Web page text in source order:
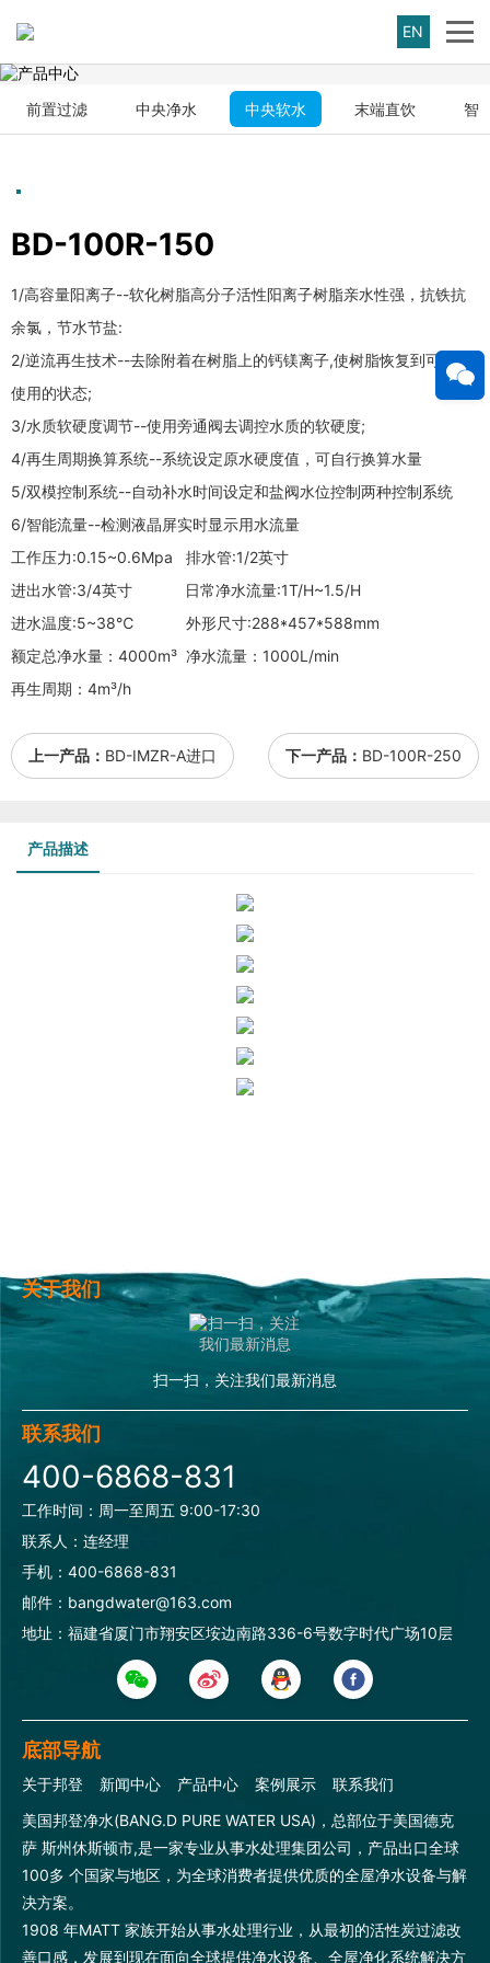
EN
前置过滤 中央净水 中央软水 末端直饮 智
BD-100R-150
1/高容量阳离子--软化树脂高分子活性阳离子树脂亲水性强，抗铁抗
余氯，节水节盐:
2/逆流再生技术--去除附着在树脂上的钙镁离子,使树脂恢复到可再次
使用的状态;
3/水质软硬度调节--使用旁通阀去调控水质的软硬度;
4/再生周期换算系统--系统设定原水硬度值，可自行换算水量
5/双模控制系统--自动补水时间设定和盐阀水位控制两种控制系统
6/智能流量--检测液晶屏实时显示用水流量
工作压力:0.15~0.6Mpa 排水管:1/2英寸
进出水管:3/4英寸 日常净水流量:1T/H~1.5/H
进水温度:5~38℃ 外形尺寸:288*457*588mm
额定总净水量：4000m³ 净水流量：1000L/min
再生周期：4m³/h
上一产品： BD-IMZR-A进口 下一产品： BD-100R-250
产品描述
关于我们
扫一扫，关注我们最新消息
联系我们
400-6868-831
工作时间：周一至周五 9:00-17:30
联系人：连经理
手机：400-6868-831
邮件：bangdwater@163.com
地址：福建省厦门市翔安区垵边南路336-6号数字时代广场10层
底部导航
关于邦登 新闻中心 产品中心 案例展示
联系我们
美国邦登净水(BANG.D PURE WATER USA)，总部位于美国德克
萨 斯州休斯顿市,是一家专业从事水处理集团公司，产品出口全球
100多 个国家与地区，为全球消费者提供优质的全屋净水设备与解
决方案。
1908 年MATT 家族开始从事水处理行业，从最初的活性炭过滤改
善口感，发展到现在面向全球提供净水设备、全屋净化系统解决方